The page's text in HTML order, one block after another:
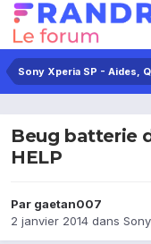
Sony Xperia SP - Aides,
Beug batterie
HELP
Par gaetan007
2 janvier 2014 dans